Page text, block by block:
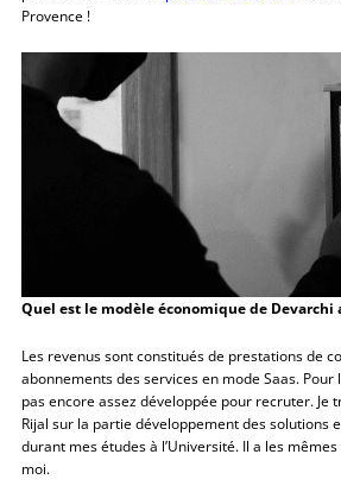
Provence !
Quel est le modèle économique de Devarchi
Les revenus sont constitués de prestations de
abonnements des services en mode Saas. Pour
pas encore assez développée pour recruter. Je
Rijal sur la partie développement des solutions
durant mes études à l’Université. Il a les
moi.